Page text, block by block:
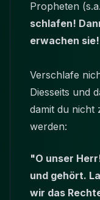
Propheten
schlafen!
erwachen sie!
Verschlafe
Diesseits und
damit du nicht
werden:
"O unser
und gehört.
wir das